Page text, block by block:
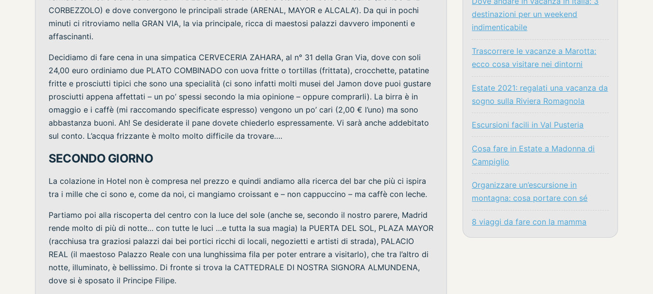
CORBEZZOLO) e dove convergono le principali strade (ARENAL, MAYOR e ALCALA’). Da qui in pochi
minuti ci ritroviamo nella GRAN VIA, la via principale, ricca di maestosi palazzi davvero imponenti e
affascinanti.
Decidiamo di fare cena in una simpatica CERVECERIA ZAHARA, al n° 31 della Gran Via, dove con soli
24,00 euro ordiniamo due PLATO COMBINADO con uova fritte o tortillas (frittata), crocchette, patatine
fritte e prosciutti tipici che sono una specialità (ci sono infatti molti musei del Jamon dove puoi gustare
prosciutti appena affettati – un po’ spessi secondo la mia opinione – oppure comprarli). La birra è in
omaggio e i caffè (mi raccomando specificate espresso) vengono un po’ cari (2,00 € l’uno) ma sono
abbastanza buoni. Ah! Se desiderate il pane dovete chiederlo espressamente. Vi sarà anche addebitato
sul conto. L’acqua frizzante è molto molto difficile da trovare….
SECONDO GIORNO
La colazione in Hotel non è compresa nel prezzo e quindi andiamo alla ricerca del bar che più ci ispira
tra i mille che ci sono e, come da noi, ci mangiamo croissant e – non cappuccino – ma caffè con leche.
Partiamo poi alla riscoperta del centro con la luce del sole (anche se, secondo il nostro parere, Madrid
rende molto di più di notte… con tutte le luci …e tutta la sua magia) la PUERTA DEL SOL, PLAZA MAYOR
(racchiusa tra graziosi palazzi dai bei portici ricchi di locali, negozietti e artisti di strada), PALACIO
REAL (il maestoso Palazzo Reale con una lunghissima fila per poter entrare a visitarlo), che tra l’altro di
notte, illuminato, è bellissimo. Di fronte si trova la CATTEDRALE DI NOSTRA SIGNORA ALMUNDENA,
dove si è sposato il Principe Filipe.
destinazioni per un weekend
indimenticabile
Trascorrere le vacanze a Marotta:
ecco cosa visitare nei dintorni
Estate 2021: regalati una vacanza da
sogno sulla Riviera Romagnola
Escursioni facili in Val Pusteria
Cosa fare in Estate a Madonna di
Campiglio
Organizzare un’escursione in
montagna: cosa portare con sé
8 viaggi da fare con la mamma